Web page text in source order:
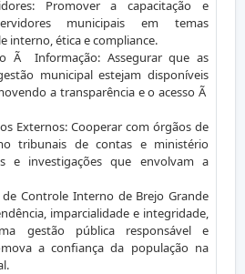
Promover a capacitação e
municipais em temas
interno, ética e compliance.
Ã Informação: Assegurar que as
municipal estejam disponíveis
a transparência e o acesso Ã
Externos: Cooperar com órgãos de
tribunais de contas e ministério
e investigações que envolvam a
Controle Interno de Brejo Grande
imparcialidade e integridade,
gestão pública responsável e
a confiança da população na